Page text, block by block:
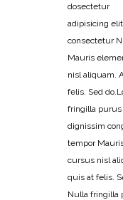
dosectetur
adipisicing
consectetur
Mauris
nisl aliquam.
felis. Sed
fringilla purus
dignissim
tempor
cursus nisl
quis at felis.
Nulla fringilla